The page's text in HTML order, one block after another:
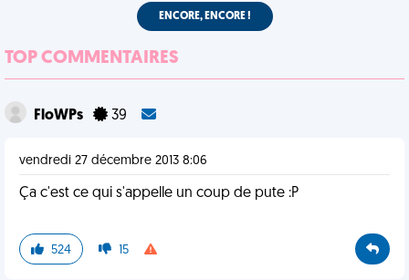
ENCORE, ENCORE !
TOP COMMENTAIRES
FloWPs 39
vendredi 27 décembre 2013 8:06
Ça c'est ce qui s'appelle un coup de pute :P
524 15